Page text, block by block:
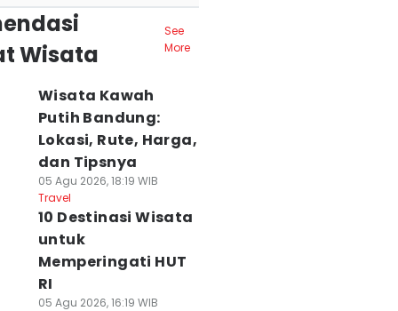
Wisata
See
More
Wisata Kawah
Putih Bandung:
Lokasi, Rute, Harga,
dan Tipsnya
05 Agu 2026, 18:19 WIB
Travel
10 Destinasi Wisata
untuk
Memperingati HUT
RI
05 Agu 2026, 16:19 WIB